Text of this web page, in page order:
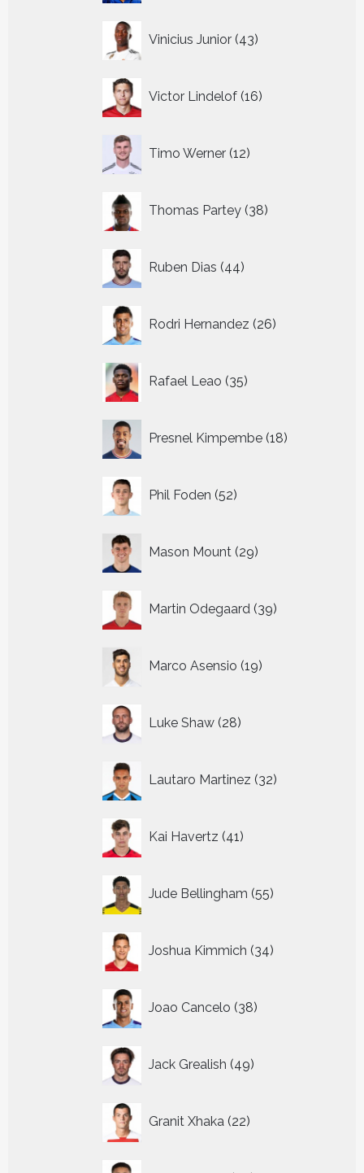
Vinicius Junior 43
producten
Victor Lindelof 16
producten
Timo Werner 12
producten
Thomas Partey 38
producten
Ruben Dias 44
producten
Rodri Hernandez 26
producten
Rafael Leao 35
producten
Presnel Kimpembe 18
producten
Phil Foden 52
producten
Mason Mount 29
producten
Martin Odegaard 39
producten
Marco Asensio 19
producten
Luke Shaw 28
producten
Lautaro Martinez 32
producten
Kai Havertz 41
producten
Jude Bellingham 55
producten
Joshua Kimmich 34
producten
Joao Cancelo 38
producten
Jack Grealish 49
producten
Granit Xhaka 22
producten